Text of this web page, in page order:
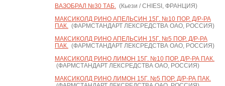
ВАЗОБРАЛ №30 ТАБ.(Кьези / CHIESI, ФРАНЦИЯ)
МАКСИКОЛД РИНО АПЕЛЬСИН 15Г. №10 ПОР. Д/Р-РА
ПАК.(ФАРМСТАНДАРТ ЛЕКСРЕДСТВА ОАО, РОССИЯ)
МАКСИКОЛД РИНО АПЕЛЬСИН 15Г. №5 ПОР. Д/Р-РА
ПАК.(ФАРМСТАНДАРТ ЛЕКСРЕДСТВА ОАО, РОССИЯ)
МАКСИКОЛД РИНО ЛИМОН 15Г. №10 ПОР. Д/Р-РА ПАК.
(ФАРМСТАНДАРТ ЛЕКСРЕДСТВА ОАО, РОССИЯ)
МАКСИКОЛД РИНО ЛИМОН 15Г. №5 ПОР. Д/Р-РА ПАК.